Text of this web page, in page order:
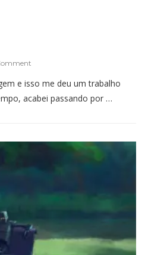
e isso me deu um trabalho
acabei passando por …